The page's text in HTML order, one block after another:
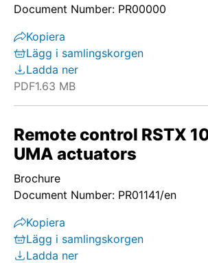
Document Number: PR00000
Kopiera
Lägg i samlingskorgen
Ladda ner
PDF1.63 MB
Remote control RSTX
UMA actuators
Brochure
Document Number: PR01141/en
Kopiera
Lägg i samlingskorgen
Ladda ner